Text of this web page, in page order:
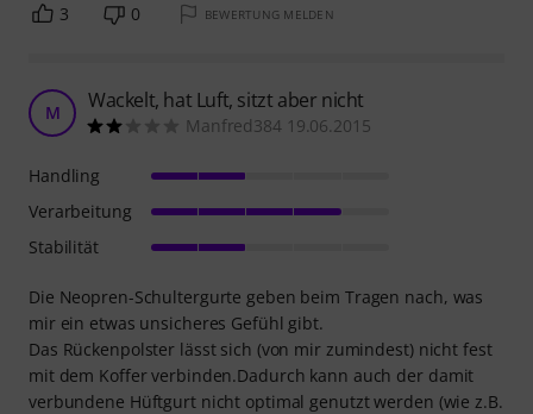
3 0 BEWERTUNG MELDEN
M Wackelt, hat Luft, sitzt aber nicht
Manfred384 19.06.2015
Die Neopren-Schultergurte geben beim Tragen nach, was
mir ein etwas unsicheres Gefühl gibt.
Das Rückenpolster lässt sich (von mir zumindest) nicht fest
mit dem Koffer verbinden.Dadurch kann auch der damit
verbundene Hüftgurt nicht optimal genutzt werden (wie z.B.
Handling
Verarbeitung
Stabilität